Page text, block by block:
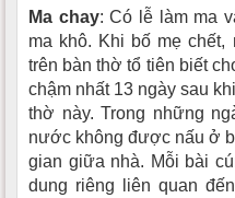
Ma chay: Có lễ làm ma
ma khô. Khi bố mẹ
trên bàn thờ tổ tiên biết
chậm nhất 13 ngày sau
thờ này. Trong những
nước không được nấu ở
gian giữa nhà. Mỗi bài
dung riêng liên quan